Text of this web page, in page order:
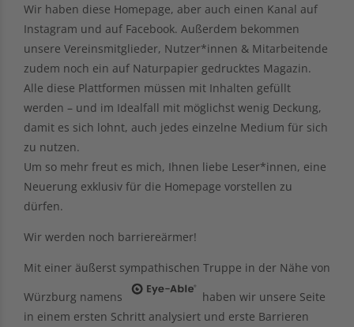
Wir haben diese Homepage, aber auch einen Kanal auf
Instagram und auf Facebook. Außerdem bekommen
unsere Vereinsmitglieder, Nutzer*innen & Mitarbeitende
zudem noch ein auf Naturpapier gedrucktes Magazin.
Alle diese Plattformen müssen mit Inhalten gefüllt
werden – und im Idealfall mit möglichst wenig Deckung,
damit es sich lohnt, auch jedes einzelne Medium für sich
zu nutzen.
Um so mehr freut es mich, Ihnen liebe Leser*innen, eine
Neuerung exklusiv für die Homepage vorstellen zu
dürfen.
Wir werden noch barriereärmer!
Mit einer äußerst sympathischen Truppe in der Nähe von
Würzburg namens
haben wir unsere Seite
in einem ersten Schritt analysiert und erste Barrieren